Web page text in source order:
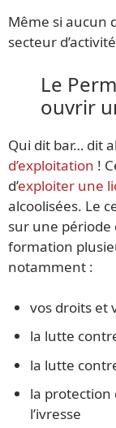
Même si aucun
secteur
Le
ouvrir
Qui dit bar… dit
d’exploitation !
d’exploiter une
alcoolisées. Le
sur une
formation
notamment :
vos droits et
la lutte
la lutte
la protection
l’ivresse